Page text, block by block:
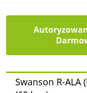
Swanson R-